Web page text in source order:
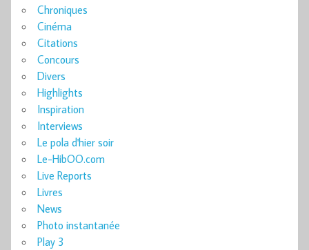
Chroniques
Cinéma
Citations
Concours
Divers
Highlights
Inspiration
Interviews
Le pola d'hier soir
Le-HibOO.com
Live Reports
Livres
News
Photo instantanée
Play 3